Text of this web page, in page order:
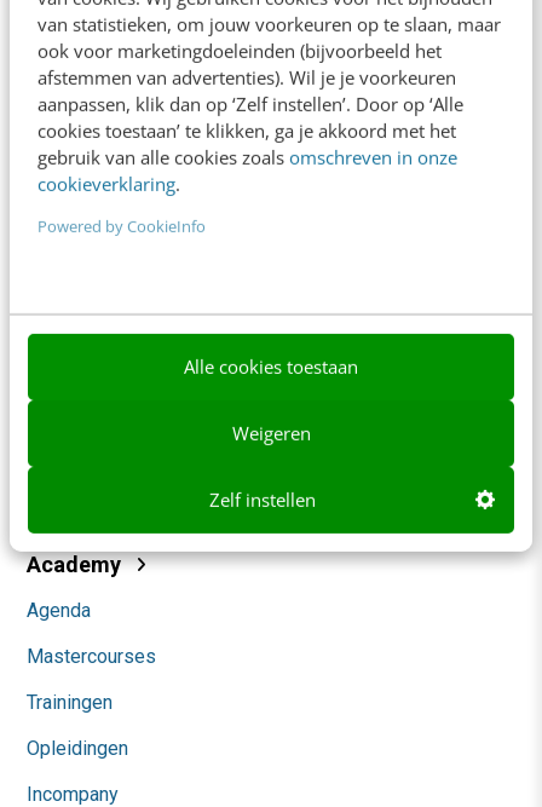
van statistieken, om jouw voorkeuren op te slaan, maar
ook voor marketingdoeleinden (bijvoorbeeld het
afstemmen van advertenties). Wil je je voorkeuren
aanpassen, klik dan op ‘Zelf instellen’. Door op ‘Alle
cookies toestaan’ te klikken, ga je akkoord met het
gebruik van alle cookies zoals omschreven in onze
cookieverklaring.
Powered by CookieInfo
Alle cookies toestaan
Weigeren
Zelf instellen
Ons team
Werken bij
Whitepapers
Blog
AI & Tech
Klantcontact & CX
Social
Themanieuwsbrieven
Academy
Agenda
Mastercourses
Trainingen
Opleidingen
Incompany